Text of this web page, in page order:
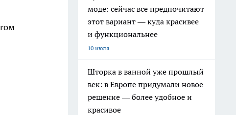
моде: сейчас все предпочитают
этот вариант — куда красивее
и функциональнее
10 июля
Шторка в ванной уже прошлый
век: в Европе придумали новое
решение — более удобное и
красивое